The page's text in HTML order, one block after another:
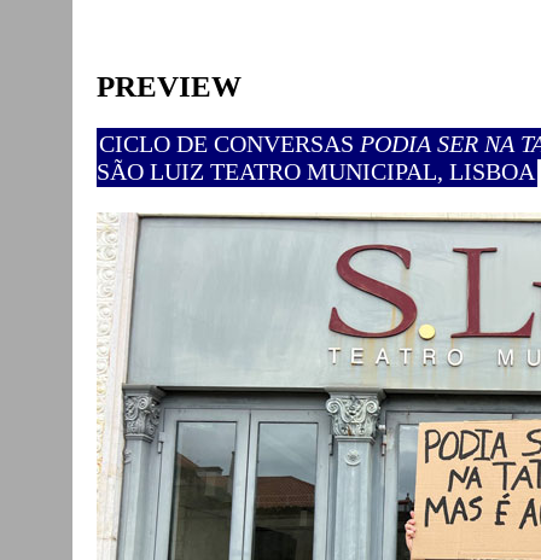
PREVIEW
CICLO DE CONVERSAS PODIA SER NA
SÃO LUIZ TEATRO MUNICIPAL, LISBOA